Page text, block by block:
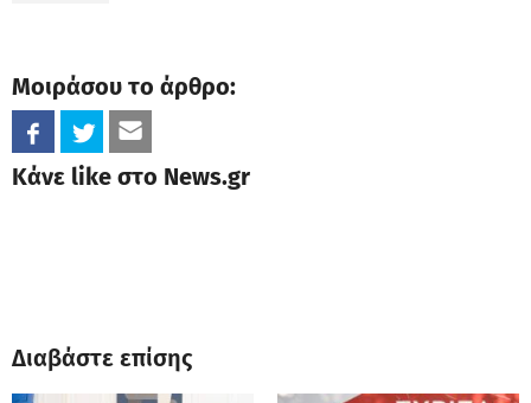
Μοιράσου το άρθρο:
Κάνε like στο News.gr
Διαβάστε επίσης